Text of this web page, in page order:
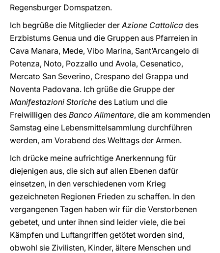
Regensburger Domspatzen.
Ich begrüße die Mitglieder derAzione Cattolica des
Erzbistums Genua und die Gruppen aus Pfarreien in
Cava Manara, Mede, Vibo Marina, Sant’Arcangelo di
Potenza, Noto, Pozzallo und Avola, Cesenatico,
Mercato San Severino, Crespano del Grappa und
Noventa Padovana. Ich grüße die Gruppe der
Manifestazioni Storiche des Latium und die
Freiwilligen des Banco Alimentare, die am kommenden
Samstag eine Lebensmittelsammlung durchführen
werden, am Vorabend des Welttags der Armen.
Ich drücke meine aufrichtige Anerkennung für
diejenigen aus, die sich auf allen Ebenen dafür
einsetzen, in den verschiedenen vom Krieg
gezeichneten Regionen Frieden zu schaffen. In den
vergangenen Tagen haben wir für die Verstorbenen
gebetet, und unter ihnen sind leider viele, die bei
Kämpfen und Luftangriffen getötet worden sind,
obwohl sie Zivilisten, Kinder, ältere Menschen und